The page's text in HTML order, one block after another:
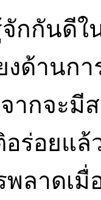
กกันดี
งด้านก
ากจะมี
ร่อยแล้
ลาดเมื่